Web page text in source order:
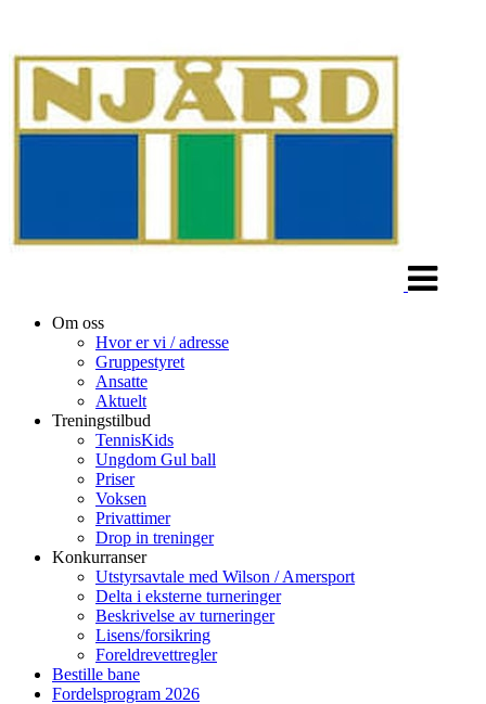
Om oss
Hvor er vi / adresse
Gruppestyret
Ansatte
Aktuelt
Treningstilbud
TennisKids
Ungdom Gul ball
Priser
Voksen
Privattimer
Drop in treninger
Konkurranser
Utstyrsavtale med Wilson / Amersport
Delta i eksterne turneringer
Beskrivelse av turneringer
Lisens/forsikring
Foreldrevettregler
Bestille bane
Fordelsprogram 2026